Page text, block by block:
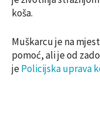
koša.
Muškarcu je na
pomoć, ali je od
jePolicijska uprava